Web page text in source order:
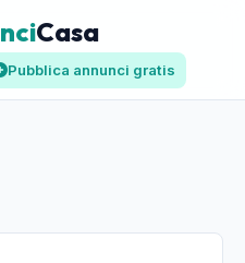
Casa
Pubblica annunci gratis